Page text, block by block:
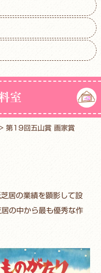
室
第19回五山賞 画家賞
居の業績を顕影して設
の中から最も優秀な作